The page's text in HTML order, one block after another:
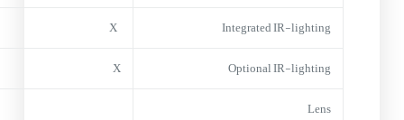
Integrated IR-lighting
X
Optional IR-lighting
X
Lens